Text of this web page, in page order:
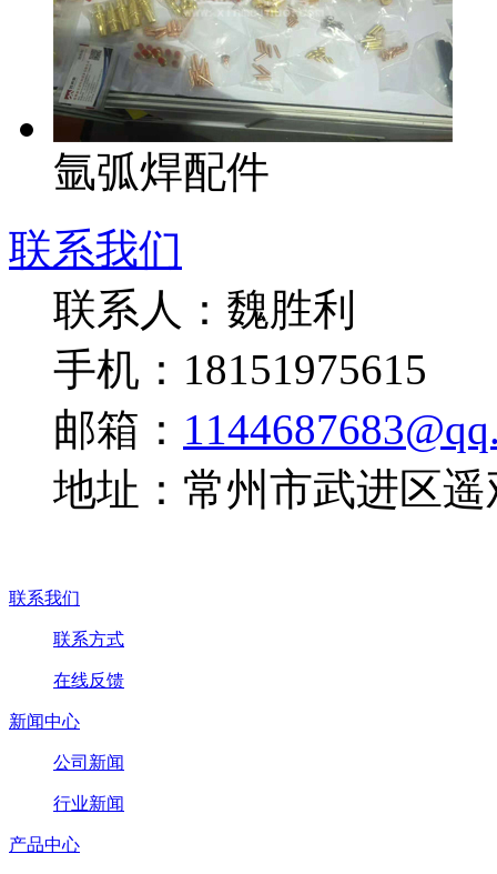
氩弧焊配件
联系我们
联系人：魏胜利
手机：18151975615
邮箱：
地址：常州市武进区
联系我们
联系方式
在线反馈
新闻中心
公司新闻
行业新闻
产品中心